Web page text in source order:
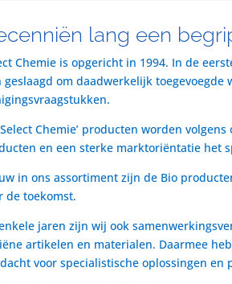
lang een
Chemie is opgericht in 1994. In de
geslaagd om daadwerkelijk
Chemie’ producten worden
en een sterke marktoriëntatie het
in ons assortiment zijn de Bio
de toekomst.
jaren zijn wij ook
artikelen en materialen. Daarmee
voor specialistische oplossingen en